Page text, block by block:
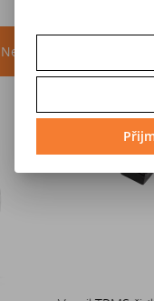
Nejprodávanější